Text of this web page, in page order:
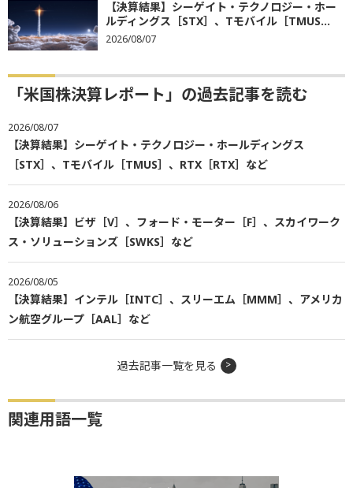
【決算結果】シーゲイト・テクノロジー・ホー
ルディングス［STX］、Tモバイル［TMUS...
2026/08/07
「米国株決算レポート」の過去記事を読む
2026/08/07
【決算結果】シーゲイト・テクノロジー・ホールディングス
［STX］、Tモバイル［TMUS］、RTX［RTX］など
2026/08/06
【決算結果】ビザ［V］、フォード・モーター［F］、スカイワーク
ス・ソリューションズ［SWKS］など
2026/08/05
【決算結果】インテル［INTC］、スリーエム［MMM］、アメリカ
ン航空グループ［AAL］など
過去記事一覧を見る
関連用語一覧